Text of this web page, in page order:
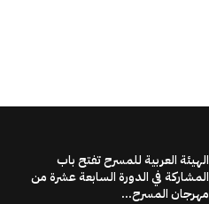
الهيئة العربية للمسرح تفتح باب
المشاركة في الدورة السابعة عشرة من
مهرجان المسرح...